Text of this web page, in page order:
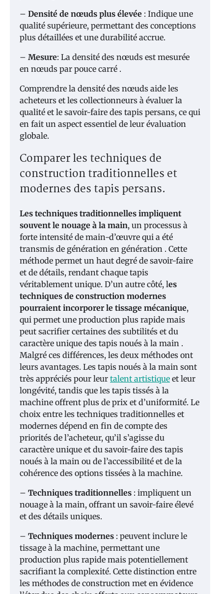
– Densité de nœuds plus élevée : Indique une
qualité supérieure, permettant des conceptions
plus détaillées et une durabilité accrue.
– Mesure: La densité des nœuds est mesurée
en nœuds par pouce carré .
Comprendre la densité des nœuds aide les
acheteurs et les collectionneurs à évaluer la
qualité et le savoir-faire des tapis persans, ce qui
en fait un aspect essentiel de leur évaluation
globale.
Comparer les techniques de
construction traditionnelles et
modernes des tapis persans.
Les techniques traditionnelles impliquent
souvent le nouage à la main, un processus à
forte intensité de main-d’œuvre qui a été
transmis de génération en génération . Cette
méthode permet un haut degré de savoir-faire
et de détails, rendant chaque tapis
véritablement unique. D’un autre côté, les
techniques de construction modernes
pourraient incorporer le tissage mécanique,
qui permet une production plus rapide mais
peut sacrifier certaines des subtilités et du
caractère unique des tapis noués à la main .
Malgré ces différences, les deux méthodes ont
leurs avantages. Les tapis noués à la main sont
très appréciés pour leur talent artistique et leur
longévité, tandis que les tapis tissés à la
machine offrent plus de prix et d’uniformité. Le
choix entre les techniques traditionnelles et
modernes dépend en fin de compte des
priorités de l’acheteur, qu’il s’agisse du
caractère unique et du savoir-faire des tapis
noués à la main ou de l’accessibilité et de la
cohérence des options tissées à la machine.
– Techniques traditionnelles : impliquent un
nouage à la main, offrant un savoir-faire élevé
et des détails uniques.
– Techniques modernes : peuvent inclure le
tissage à la machine, permettant une
production plus rapide mais potentiellement
sacrifiant la complexité. Cette distinction entre
les méthodes de construction met en évidence